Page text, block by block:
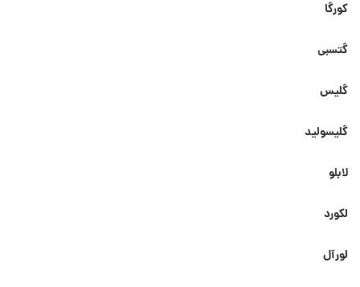
کورگا
گتسبی
گلیس
گلیسولید
لابلو
لکورد
لورآل